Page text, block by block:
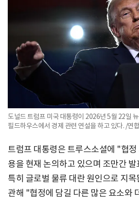
도널드 트럼프 미국 대통령이 2026년 5월 22일
필드하우스에서 경제 관련 연설을 하고 있다. /연
트럼프 대통령은 트루스소셜에 "협정
용을 현재 논의하고 있으며 조만간
특히 글로벌 물류 대란 원인으로 지목
관해 "협정에 담길 다른 많은 요소와